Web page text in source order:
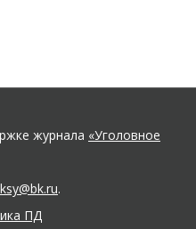
журнала «Уголовное
.
ПД